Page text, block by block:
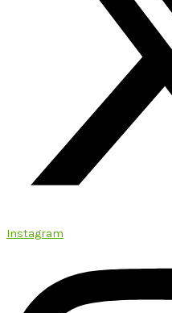
Instagram